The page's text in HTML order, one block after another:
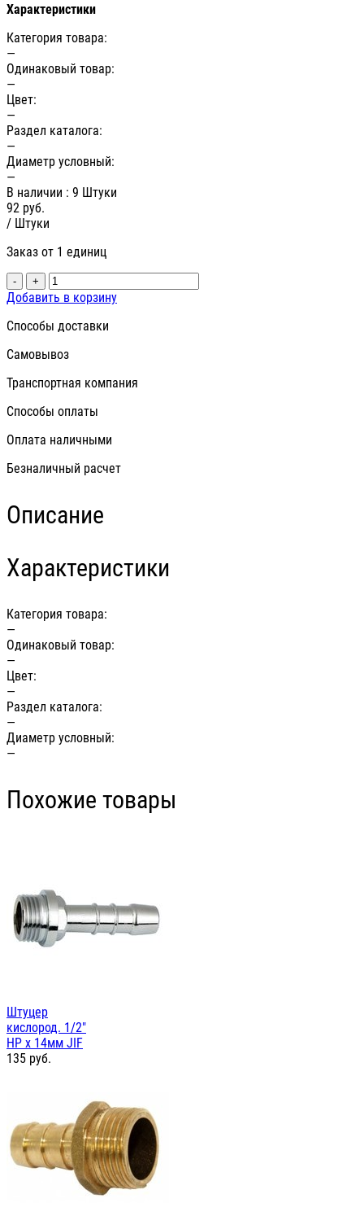
Характеристики
Категория товара:
—
Одинаковый товар:
—
Цвет:
—
Раздел каталога:
—
Диаметр условный:
—
В наличии : 9 Штуки
92 руб.
/ Штуки
Заказ от 1 единиц
- +
Добавить в корзину
Способы доставки
Самовывоз
Транспортная компания
Способы оплаты
Оплата наличными
Безналичный расчет
Описание
Характеристики
Категория товара:
—
Одинаковый товар:
—
Цвет:
—
Раздел каталога:
—
Диаметр условный:
—
Похожие товары
Штуцер
кислород. 1/2"
НР х 14мм JIF
135 руб.